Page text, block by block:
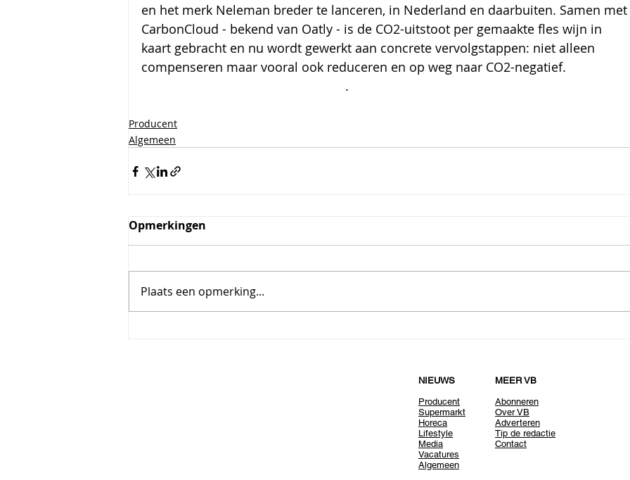
en het merk Neleman breder te lanceren, in Nederland en daarbuiten. Samen met
CarbonCloud - bekend van Oatly - is de CO2-uitstoot per gemaakte fles wijn in
kaart gebracht en nu wordt gewerkt aan concrete vervolgstappen: niet alleen
compenseren maar vooral ook reduceren en op weg naar CO2-negatief.
.
Producent
Algemeen
Opmerkingen
Plaats een opmerking...
NIEUWS
Producent
Supermarkt
Horeca
Lifestyle
Media
Vacatures
Algemeen
MEER VB
Abonneren
Over VB
Adverteren
Tip de redactie
Contact